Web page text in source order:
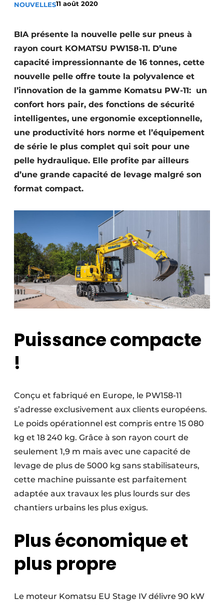
Construction bois
Contrôle d’accès
Éclairage
Fondations
Façades
Géotextiles
Infrastructures souterraines et égouttage
Protection solaire
Rénovation
Sécurité incendie
Software
Travaux ferroviaires
NOUVELLES11 août 2020
BIA présente la nouvelle pelle sur pneus à
rayon court KOMATSU PW158-11. D’une
capacité impressionnante de 16 tonnes, cette
nouvelle pelle offre toute la polyvalence et
l’innovation de la gamme Komatsu PW-11: un
confort hors pair, des fonctions de sécurité
intelligentes, une ergonomie exceptionnelle,
une productivité hors norme et l’équipement
de série le plus complet qui soit pour une
pelle hydraulique. Elle profite par ailleurs
d’une grande capacité de levage malgré son
format compact.
Puissance compacte
!
Conçu et fabriqué en Europe, le PW158-11
s’adresse exclusivement aux clients européens.
Le poids opérationnel est compris entre 15 080
kg et 18 240 kg. Grâce à son rayon court de
seulement 1,9 m mais avec une capacité de
levage de plus de 5000 kg sans stabilisateurs,
cette machine puissante est parfaitement
adaptée aux travaux les plus lourds sur des
chantiers urbains les plus exigus.
Plus économique et
plus propre
Le moteur Komatsu EU Stage IV délivre 90 kW